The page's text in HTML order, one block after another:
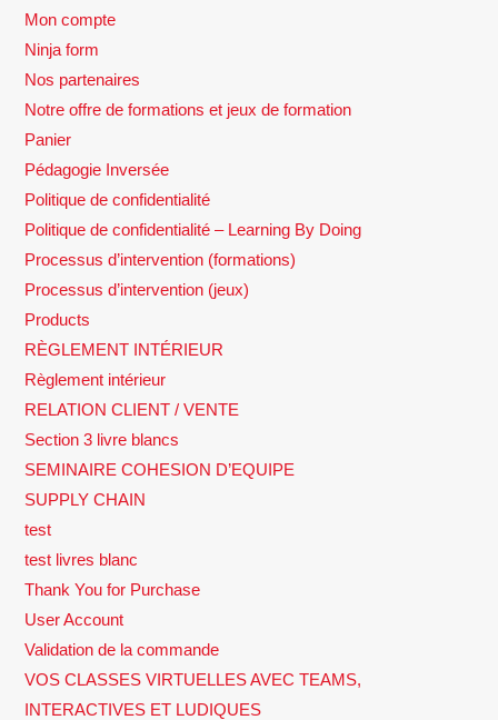
Mon compte
Ninja form
Nos partenaires
Notre offre de formations et jeux de formation
Panier
Pédagogie Inversée
Politique de confidentialité
Politique de confidentialité – Learning By Doing
Processus d’intervention (formations)
Processus d’intervention (jeux)
Products
RÈGLEMENT INTÉRIEUR
Règlement intérieur
RELATION CLIENT / VENTE
Section 3 livre blancs
SEMINAIRE COHESION D’EQUIPE
SUPPLY CHAIN
test
test livres blanc
Thank You for Purchase
User Account
Validation de la commande
VOS CLASSES VIRTUELLES AVEC TEAMS,
INTERACTIVES ET LUDIQUES